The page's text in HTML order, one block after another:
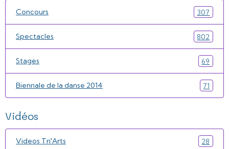
Concours 307
Spectacles 802
Stages 69
Biennale de la danse 2014 71
Vidéos
Videos Tri'Arts 28